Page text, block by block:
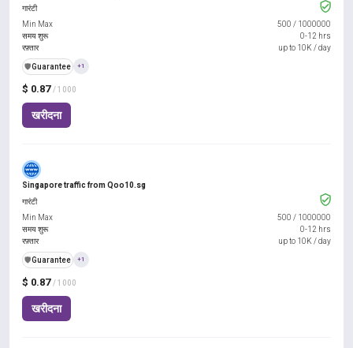
$ 0.87 / 1000
खरीदना
गारंटी
Min Max
500 / 1000000
समय शुरू
0-12 hrs
रफ़्तार
up to 10K / day
️🛡️Guarantee +1
Singapore traffic from Qoo10.sg
$ 0.87 / 1000
खरीदना
गारंटी
Min Max
500 / 1000000
समय शुरू
0-12 hrs
रफ़्तार
up to 10K / day
️🛡️Guarantee +1